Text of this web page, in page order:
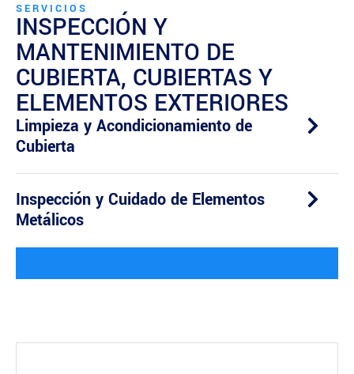
SERVICIOS
INSPECCIÓN Y
MANTENIMIENTO DE
CUBIERTA, CUBIERTAS Y
ELEMENTOS EXTERIORES
Limpieza y Acondicionamiento de
Cubierta
Inspección y Cuidado de Elementos
Metálicos